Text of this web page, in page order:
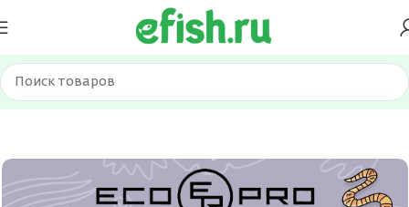
Главная Приманки Блесна